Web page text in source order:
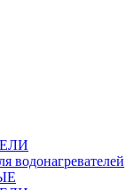
водонагревателей